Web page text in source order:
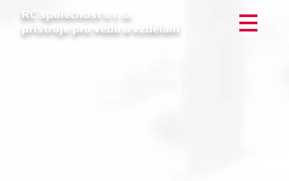
RC společnost s r. o.
přístroje pro vědu a vzdělání